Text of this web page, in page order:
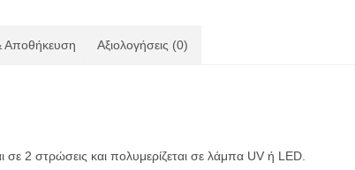
Αποθήκευση Αξιολογήσεις (0)
2 στρώσεις και πολυμερίζεται σε λάμπα UV ή LED.